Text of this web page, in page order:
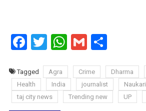
Facebook
Twitter
WhatsApp
GmailShare
Tagged Agra Crime Dharma
Health
India journalist Naukari
taj city news
Trending new UP